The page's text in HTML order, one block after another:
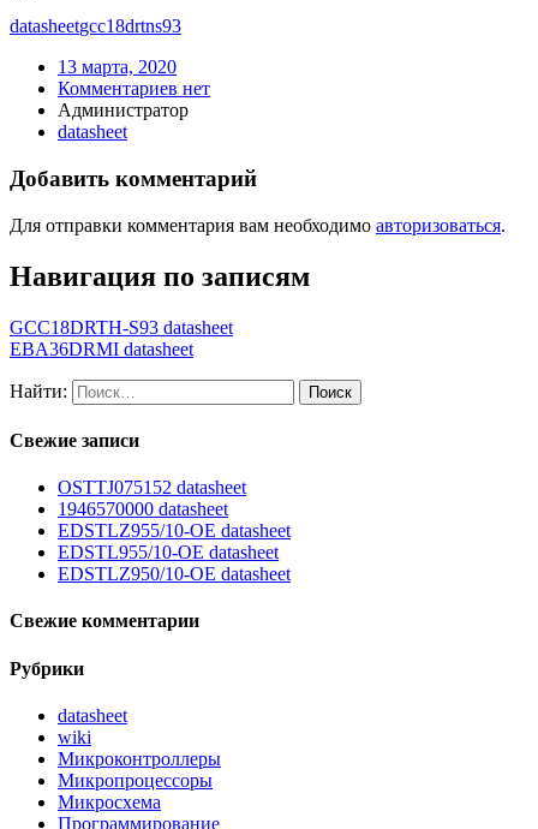
datasheetgcc18drtns93
13 марта, 2020
Комментариев нет
Администратор
datasheet
Добавить комментарий
Для отправки комментария вам необходимо авторизоваться.
Навигация по записям
GCC18DRTH-S93 datasheet
EBA36DRMI datasheet
Найти:
Свежие записи
OSTTJ075152 datasheet
1946570000 datasheet
EDSTLZ955/10-OE datasheet
EDSTL955/10-OE datasheet
EDSTLZ950/10-OE datasheet
Свежие комментарии
Рубрики
datasheet
wiki
Микроконтроллеры
Микропроцессоры
Микросхема
Программирование